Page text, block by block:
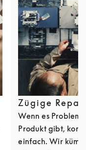
Zügige
Wenn es
Produkt gibt,
einfach. Wir